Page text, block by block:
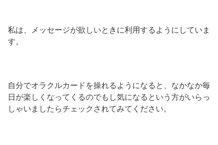
私は、メッセージが欲しいときに利用するようにしていま
す。
自分でオラクルカードを操れるようになると、なかなか毎
日が楽しくなってくるのでもし気になるという方がいらっ
しゃいましたらチェックされてみてください。